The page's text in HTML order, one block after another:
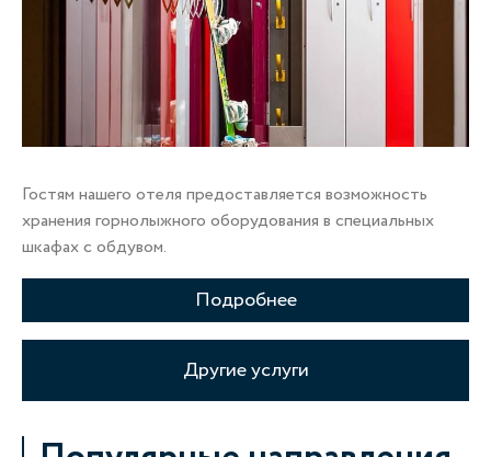
Гостям нашего отеля предоставляется возможность
хранения горнолыжного оборудования в специальных
шкафах с обдувом.
Подробнее
Другие услуги